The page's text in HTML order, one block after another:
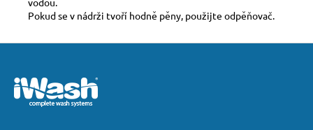
Pokud se v nádrži tvoří hodně pěny, použijte odpěňovač.